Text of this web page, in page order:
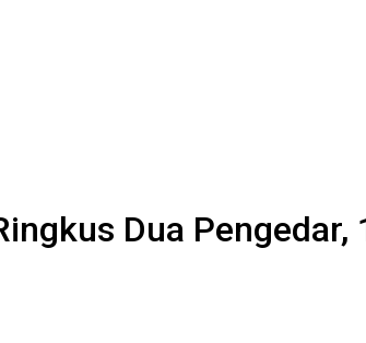
Dua